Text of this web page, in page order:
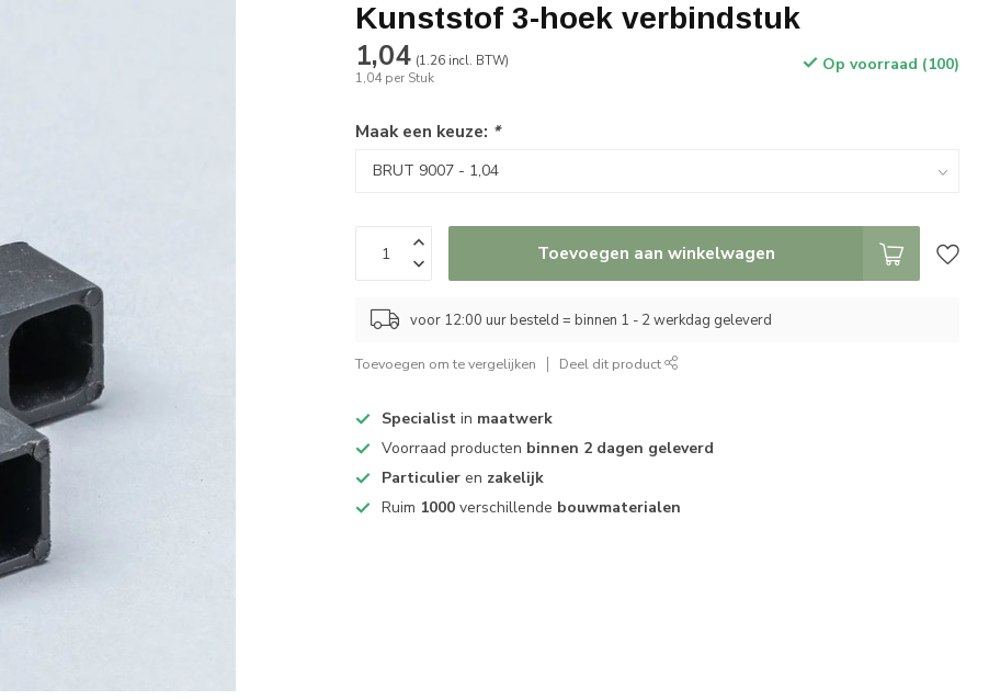
Kunststof 3-hoek verbindstuk
1,04 (1.26 incl. BTW)
1,04 per Stuk
Op voorraad (100)
Maak een keuze: *
Toevoegen aan winkelwagen
voor 12:00 uur besteld = binnen 1 - 2 werkdag geleverd
Toevoegen om te vergelijken Deel dit product
Specialist in maatwerk
Voorraad producten binnen 2 dagen geleverd
Particulier en zakelijk
Ruim 1000 verschillende bouwmaterialen